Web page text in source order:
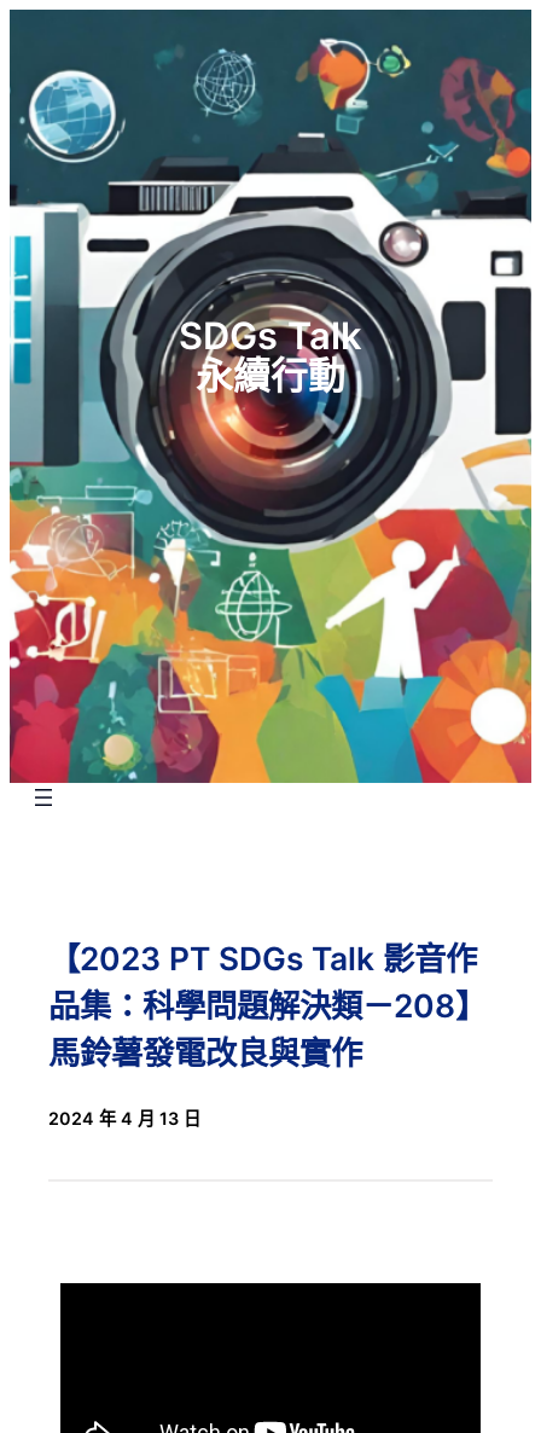
SDGs Talk
永續行動
【2023 PT SDGs Talk 影音作
品集：科學問題解決類－208】
馬鈴薯發電改良與實作
2024 年 4 月 13 日